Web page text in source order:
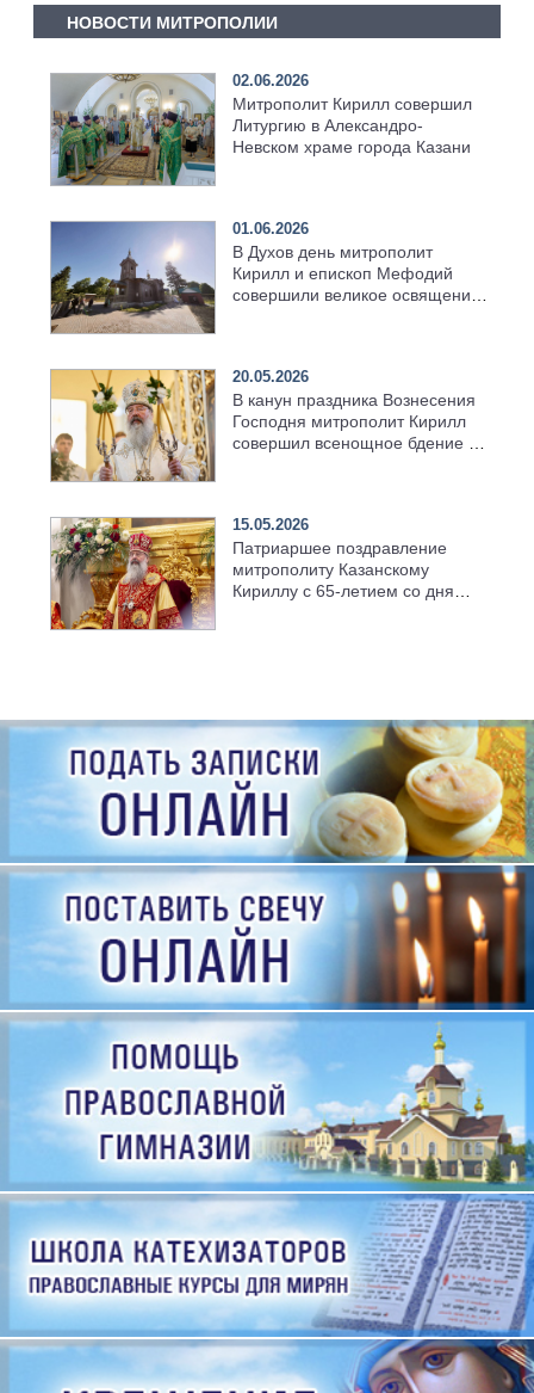
НОВОСТИ МИТРОПОЛИИ
02.06.2026
Митрополит Кирилл совершил
Литургию в Александро-
Невском храме города Казани
01.06.2026
В Духов день митрополит
Кирилл и епископ Мефодий
совершили великое освящение
20.05.2026
В канун праздника Вознесения
Господня митрополит Кирилл
совершил всенощное бдение в
15.05.2026
Патриаршее поздравление
митрополиту Казанскому
Кириллу с 65-летием со дня